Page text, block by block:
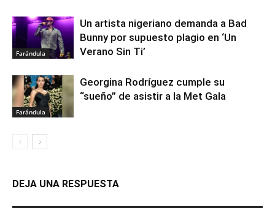
Farándula
Un artista nigeriano demanda a Bad
Bunny por supuesto plagio en ‘Un
Verano Sin Ti’
Farándula
Georgina Rodríguez cumple su
“sueño” de asistir a la Met Gala
DEJA UNA RESPUESTA